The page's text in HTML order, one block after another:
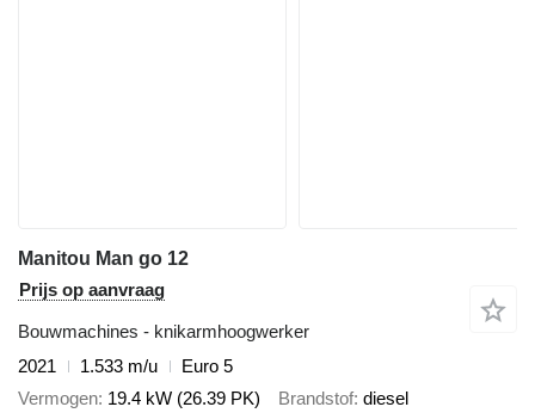
Manitou Man go 12
Prijs op aanvraag
Bouwmachines - knikarmhoogwerker
2021
1.533 m/u
Euro 5
Vermogen 19.4 kW (26.39 PK) Brandstof diesel